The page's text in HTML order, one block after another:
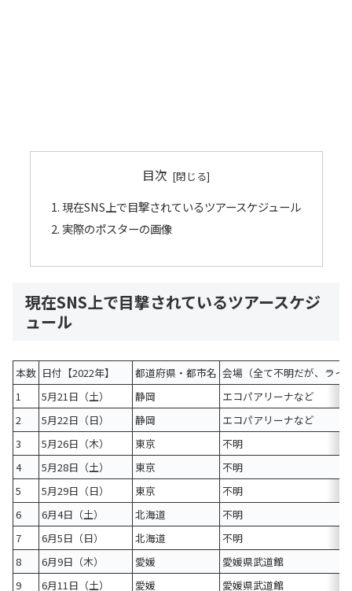
目次
現在SNS上で目撃されているツアースケジュール
実際のポスターの画像
現在SNS上で目撃されているツアースケジ
ュール
本数 日付【2022年】 都道府県・都市名 会場（全て不明だが、ライ
1
5月21日（土） 静岡
エコパアリーナなど
2
5月22日（日） 静岡
エコパアリーナなど
3
5月26日（木） 東京
不明
4
5月28日（土） 東京
不明
5
5月29日（日） 東京
不明
6
6月4日（土） 北海道
不明
7
6月5日（日） 北海道
不明
8
6月9日（木） 愛媛
愛媛県武道館
9
6月11日（土） 愛媛 愛媛県武道館